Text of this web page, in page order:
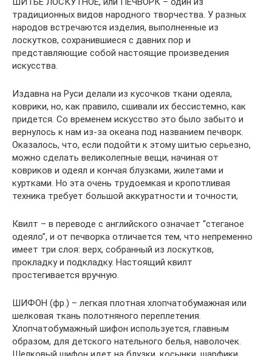
традиционных видов народного творчества. У разных
народов встречаются изделия, выполненные из
лоскутков, сохранившиеся с давних пор и
представляющие собой настоящие произведения
искусства.
Издавна на Руси делали из кусочков ткани одеяла,
коврики, но, как правило, сшивали их бессистемно, как
придется. Со временем искусство это было забыто и
вернулось к нам из-за океана под названием печворк.
Оказалось, что, если подойти к этому шитью серьезно,
можно сделать великолепные вещи, начиная от
ковриков и одеял и кончая блузками, жилетами и
куртками. Но эта очень трудоемкая и кропотливая
техника требует большой аккуратности и точности,
Квилт – в переводе с английского означает “стеганое
одеяло”, и от печворка отличается тем, что непременно
имеет три слоя: верх, собранный из лоскутков,
прокладку и подкладку. Настоящий квилт
простегивается вручную.
ШИФОН (фр.) – легкая плотная хлопчатобумажная или
шелковая ткань полотняного переплетения.
Хлопчатобумажный шифон используется, главным
образом, для детского нательного белья, наволочек.